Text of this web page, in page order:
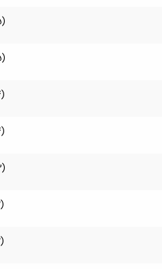
(2015)
(2015)
(2014)
(2014)
(2013)
(2012)
(2012)